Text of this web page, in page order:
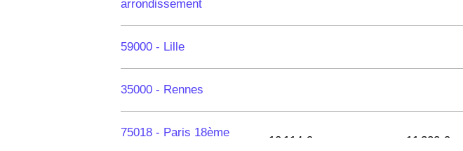
arrondissement
59000 - Lille
35000 - Rennes
75018 - Paris 18ème
10 114 € 11 322 €